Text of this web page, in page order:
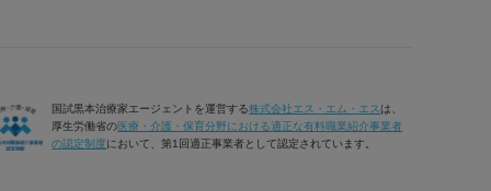
国試黒本治療家エージェントを運営する株式会社エス・エム・エスは、
厚生労働省の医療・介護・保育分野における適正な有料職業紹介事業者
の認定制度において、第1回適正事業者として認定されています。